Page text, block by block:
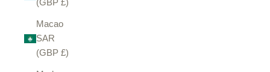
(GBP £)
Macao
SAR
(GBP £)